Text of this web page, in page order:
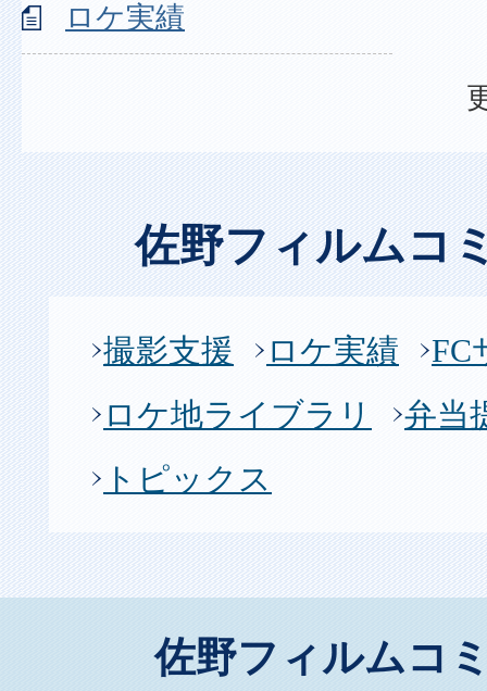
ロケ実績
佐野フィルムコ
撮影支援 ロケ実績
FC
ロケ地ライブラリ
弁当
トピックス
佐野フィルムコ